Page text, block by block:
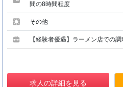
間の8時間程度
その他
【経験者優遇】ラーメン店での
求人の詳細を見る